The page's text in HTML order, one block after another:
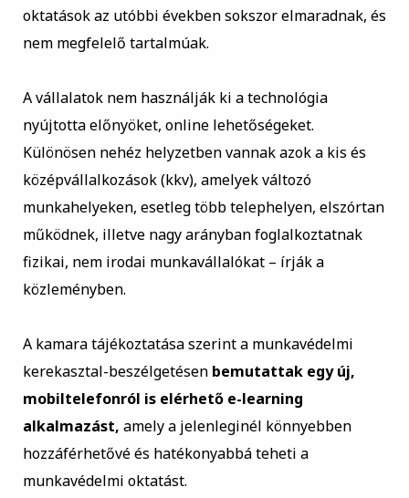
oktatások az utóbbi években sokszor elmaradnak, és
nem megfelelő tartalmúak.
A vállalatok nem használják ki a technológia
nyújtotta előnyöket, online lehetőségeket.
Különösen nehéz helyzetben vannak azok a kis és
középvállalkozások (kkv), amelyek változó
munkahelyeken, esetleg több telephelyen, elszórtan
működnek, illetve nagy arányban foglalkoztatnak
fizikai, nem irodai munkavállalókat – írják a
közleményben.
A kamara tájékoztatása szerint a munkavédelmi
kerekasztal-beszélgetésenbemutattak egy új,
mobiltelefonról is elérhető e-learning
alkalmazást, amely a jelenleginél könnyebben
hozzáférhetővé és hatékonyabbá teheti a
munkavédelmi oktatást.